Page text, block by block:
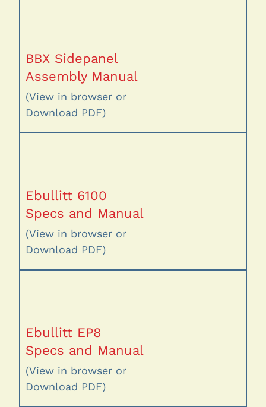
BBX Sidepanel
Assembly Manual
(View in browser or
Download PDF)
Ebullitt 6100
Specs and Manual
(View in browser or
Download PDF)
Ebullitt EP8
Specs and Manual
(View in browser or
Download PDF)